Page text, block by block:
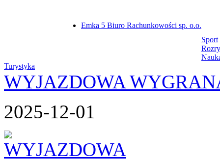
Emka 5 Biuro Rachunkowości sp. o.o.
Sport
Turystyka
WYJAZDOWA
2025-12-01